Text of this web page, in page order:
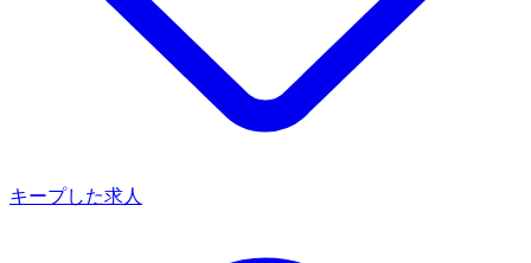
キープした求人